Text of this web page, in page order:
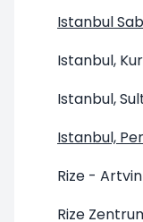
Istanbul
Istanbul,
Istanbul,
Istanbul,
Rize -
Rize